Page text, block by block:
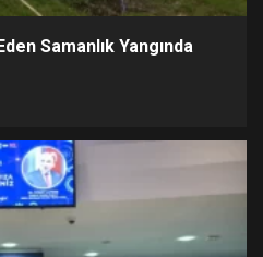
Samanlık Yangında